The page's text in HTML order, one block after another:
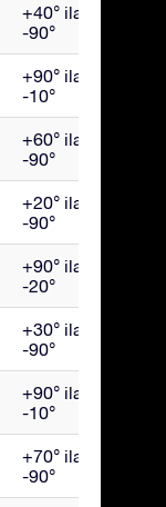
+40° ila
-90°
+90° ila
-10°
+60° ila
-90°
+20° ila
-90°
+90° ila
-20°
+30° ila
-90°
+90° ila
-10°
+70° ila
-90°